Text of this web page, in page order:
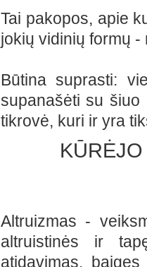
Tai pakopos, apie
jokių vidinių formų
Būtina suprasti:
supanašėti su šiuo
tikrovė, kuri ir yra
Altruizmas -
altruistinės ir
atidavimas,